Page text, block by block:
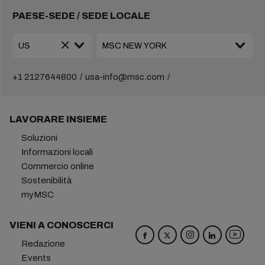
PAESE-SEDE / SEDE LOCALE
+1 2127644800 usa-info@msc.com
LAVORARE INSIEME
Soluzioni
Informazioni locali
Commercio online
Sostenibilità
myMSC
VIENI A CONOSCERCI
Redazione
Events